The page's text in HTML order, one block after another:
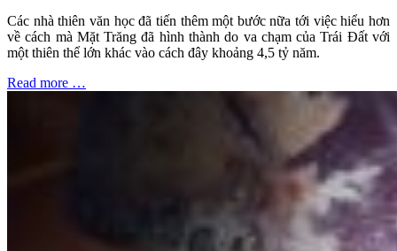
Các nhà thiên văn học đã tiến thêm một bước nữa tới việc hiểu hơn
về cách mà Mặt Trăng đã hình thành do va chạm của Trái Đất với
một thiên thể lớn khác vào cách đây khoảng 4,5 tỷ năm.
Read more …